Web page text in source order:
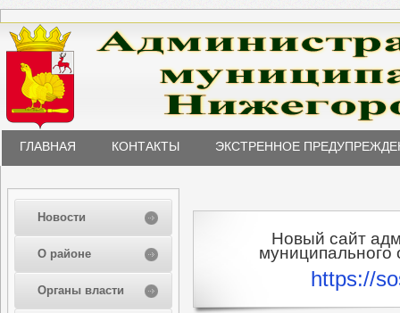
ГЛАВНАЯ КОНТАКТЫ ЭКСТРЕННОЕ
Новости
О районе
Органы власти
Новый сайт
муниципального
https://